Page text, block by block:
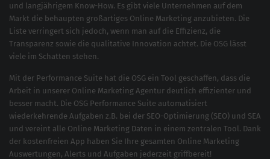
und langjährigem Know-How. Es gibt viele Unternehmen auf dem
Markt die behaupten großartiges Online Marketing anzubieten. Die
Liste verringert sich jedoch, wenn man auf die Effizienz, die
Transparenz sowie die qualitative Innovation achtet. Die OSG lässt
viele im Schatten stehen.
Mit der Performance Suite hat die OSG ein Tool geschaffen, dass die
Arbeit in unserer Online Marketing Agentur deutlich effizienter und
besser macht. Die OSG Performance Suite automatisiert
wiederkehrende Aufgaben z.B. bei der SEO-Optimierung (SEO) und SEA
und vereint alle Online Marketing Daten in einem zentralen Tool. Dank
der kostenfreien App haben Sie Ihre gesamten Online Marketing
Auswertungen, Alerts und Aufgaben jederzeit griffbereit!